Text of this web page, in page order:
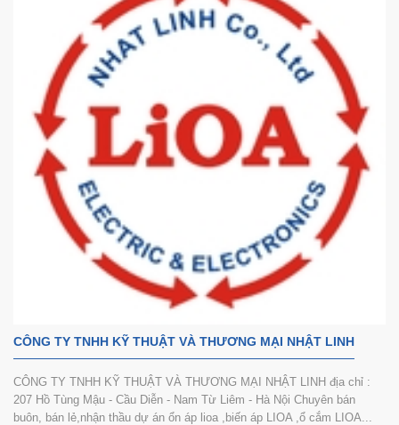
CÔNG TY TNHH KỸ THUẬT VÀ THƯƠNG MẠI NHẬT LINH
CÔNG TY TNHH KỸ THUẬT VÀ THƯƠNG MẠI NHẬT LINH địa chỉ :
207 Hồ Tùng Mậu - Cầu Diễn - Nam Từ Liêm - Hà Nội Chuyên bán
buôn, bán lẻ,nhận thầu dự án ổn áp lioa ,biến áp LIOA ,ổ cắm LIOA...